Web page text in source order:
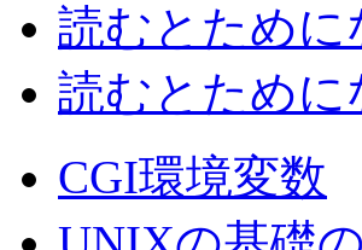
読むとために
読むとために
CGI環境変数